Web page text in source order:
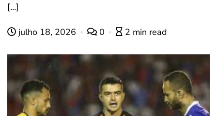
[…]
julho 18, 2026 0 2 min read